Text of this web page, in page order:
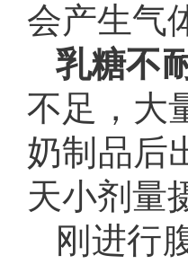
会产生气
乳糖不
不足，大
奶制品后
天小剂量
刚进行